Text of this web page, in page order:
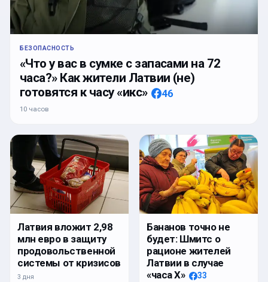
БЕЗОПАСНОСТЬ
«Что у вас в сумке с запасами на 72
часа?» Как жители Латвии (не)
готовятся к часу «икс»
46
10 часов
Латвия вложит 2,98
млн евро в защиту
продовольственной
системы от кризисов
3 дня
Бананов точно не
будет: Шмитс о
рационе жителей
Латвии в случае
«часа Х»
33